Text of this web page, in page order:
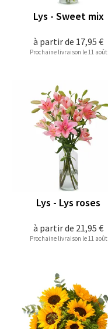
à partir de 17,95 €
Lys - Sweet mix
Prochaine livraison le 11 août
à partir de 21,95 €
Lys - Lys roses
Prochaine livraison le 11 août